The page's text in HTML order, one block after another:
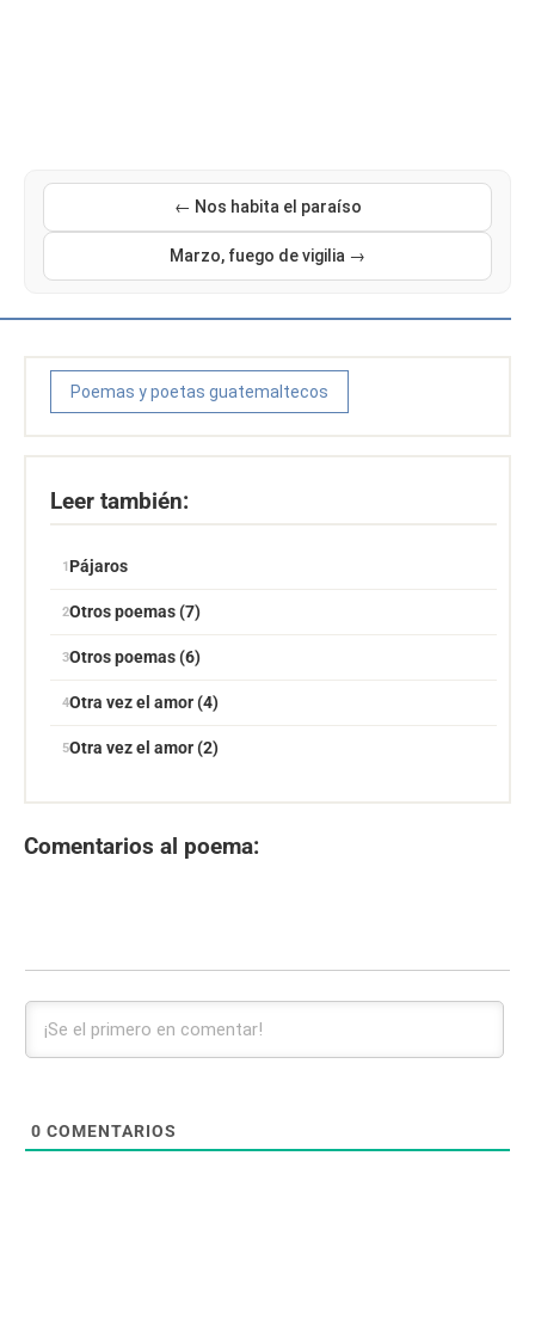
← Nos habita el paraíso
Marzo, fuego de vigilia →
Poemas y poetas guatemaltecos
Leer también:
Pájaros
Otros poemas (7)
Otros poemas (6)
Otra vez el amor (4)
Otra vez el amor (2)
Comentarios al poema:
0 COMENTARIOS